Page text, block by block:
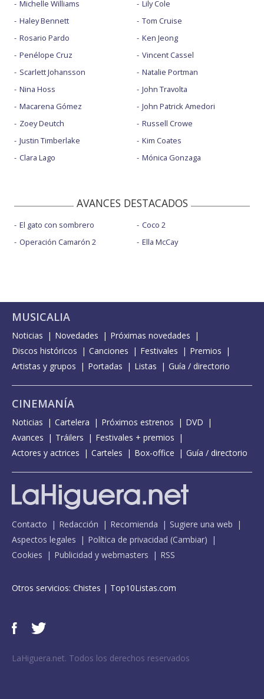
Michelle Williams
Haley Bennett
Rosario Pardo
Penélope Cruz
Scarlett Johansson
Nina Hoss
Macarena Gómez
Zoey Deutch
Justin Timberlake
Clara Lago
Lily Cole
Tom Cruise
Ken Jeong
Vincent Cassel
Natalie Portman
John Travolta
John Patrick Amedori
Russell Crowe
Kim Coates
Mónica Gonzaga
AVANCES DESTACADOS
El gato con sombrero
Operación Camarón 2
Coco 2
Ella McCay
MUSICALIA
Noticias Novedades
Próximas novedades
Discos históricos
Canciones Festivales
Premios
Artistas y grupos
Portadas Listas Guía / directorio
CINEMANÍA
Noticias Cartelera Próximos estrenos
DVD
Avances
Tráilers
Festivales + premios
Actores y actrices
Carteles Box-office Guía / directorio
Contacto Redacción Recomienda
Sugiere una web
Aspectos legales
Política de privacidad (Cambiar)
Cookies
Publicidad y webmasters RSS
Otros servicios: Chistes | Top10Listas.com
LaHiguera.net. Todos los derechos reservados